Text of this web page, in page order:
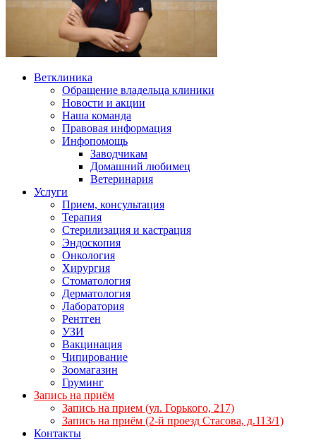
Ветклиника
Обращение владельца клиники
Новости и акции
Наша команда
Правовая информация
Инфопомощь
Заводчикам
Домашний любимец
Ветеринария
Услуги
Прием, консультация
Терапия
Стерилизация и кастрация
Эндоскопия
Онкология
Хирургия
Стоматология
Дерматология
Лаборатория
Рентген
УЗИ
Вакцинация
Чипирование
Зоомагазин
Груминг
Запись на приём
Запись на прием (ул. Горького, 217)
Запись на приём (2-й проезд Стасова, д.113/1)
Контакты